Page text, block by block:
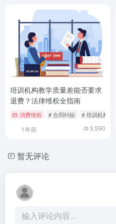
培训机构教学质量差能否要求
退费？法律维权全指南
消费维权 # 合同纠纷 # 培训机构退费
1年前 3,590
暂无评论